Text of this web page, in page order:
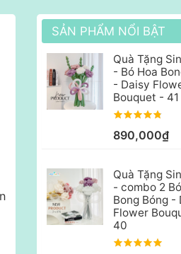
SẢN PHẨM NỔI BẬT
Quà Tặng
- Bó Hoa
- Daisy
Bouquet - 41
890,000₫
Quà Tặng
- combo 2
Bong Bóng -
Flower
40